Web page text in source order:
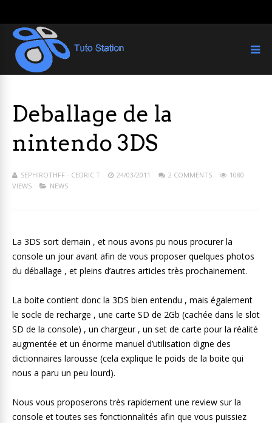
Deballage de la
nintendo 3DS
SEPHIROTHFF - CEDRIC T 24/03/2011 2 COMMENTS
1080
VIEWS
NEWS
La 3DS sort demain , et nous avons pu nous procurer la
console un jour avant afin de vous proposer quelques photos
du déballage , et pleins d’autres articles très prochainement.
La boite contient donc la 3DS bien entendu , mais également
le socle de recharge , une carte SD de 2Gb (cachée dans le slot
SD de la console) , un chargeur , un set de carte pour la réalité
augmentée et un énorme manuel d’utilisation digne des
dictionnaires larousse (cela explique le poids de la boite qui
nous a paru un peu lourd).
Nous vous proposerons très rapidement une review sur la
console et toutes ses fonctionnalités afin que vous puissiez